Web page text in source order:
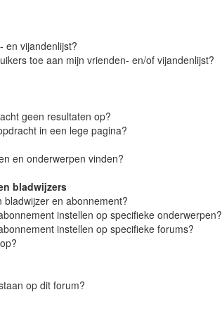
en vijandenlijst?
toe aan mijn vrienden- en/of vijandenlijst?
geen resultaten op?
in een lege pagina?
en onderwerpen vinden?
bladwijzers
bladwijzer en abonnement?
instellen op specifieke onderwerpen?
instellen op specifieke forums?
op dit forum?